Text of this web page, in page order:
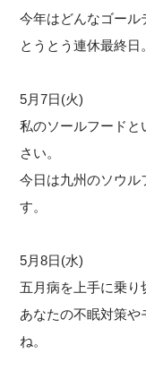
今年はどんなゴール
とうとう連休最終日。
5月7日(火)
私のソールフード
さい。
今日は九州のソウ
す。
5月8日(水)
五月病を上手に乗り
あなたの不眠対策や
ね。